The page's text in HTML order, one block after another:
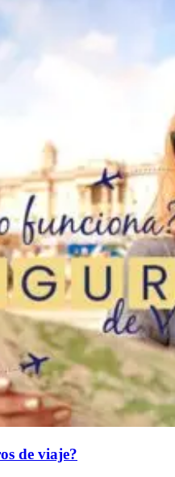
de viaje?